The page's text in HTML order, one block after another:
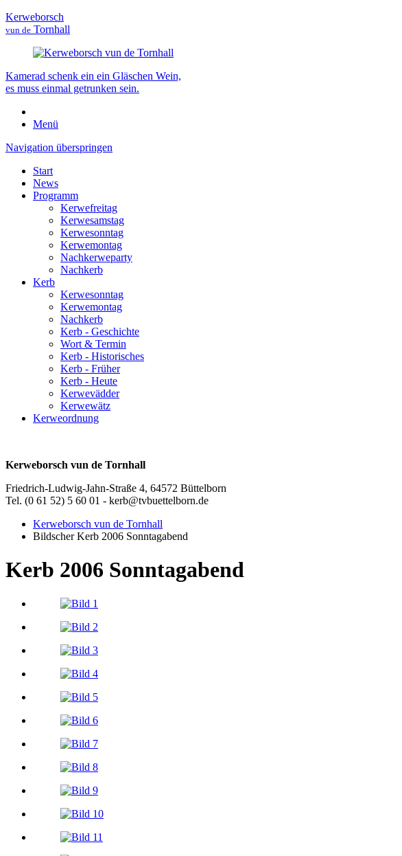
Kerweborsch
vun de Tornhall
Kamerad schenk ein ein Gläschen Wein,
es muss einmal getrunken sein.
Menü
Navigation überspringen
Start
News
Programm
Kerwefreitag
Kerwesamstag
Kerwesonntag
Kerwemontag
Nachkerweparty
Nachkerb
Kerb
Kerwesonntag
Kerwemontag
Nachkerb
Kerb - Geschichte
Wort & Termin
Kerb - Historisches
Kerb - Früher
Kerb - Heute
Kerwevädder
Kerwewätz
Kerweordnung
Kerweborsch vun de Tornhall
Friedrich-Ludwig-Jahn-Straße 4, 64572 Büttelborn
Tel. (0 61 52) 5 60 01 - kerb@tvbuettelborn.de
Kerweborsch vun de Tornhall
Bildscher Kerb 2006 Sonntagabend
Kerb 2006 Sonntagabend